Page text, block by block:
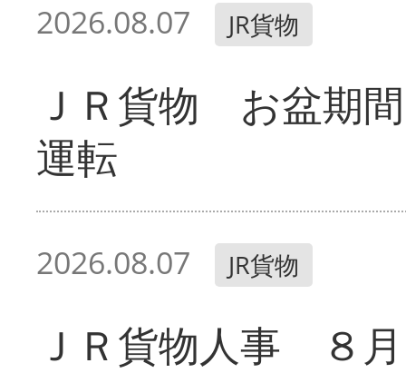
2026.08.07 JR貨物
ＪＲ貨物 お盆期
運転
2026.08.07 JR貨物
ＪＲ貨物人事 ８